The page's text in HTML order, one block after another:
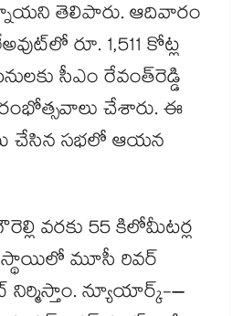
తెలిపారు. ఆదివారం
రూ. 1,511 కోట్ల
సీఎం రేవంత్‌‌‌‌రెడ్డి
చేశారు. ఈ
చేసిన సభలో ఆయన
వరకు 55 కిలోమీటర్ల
మూసీ రివర్
న్యూయార్క్-–